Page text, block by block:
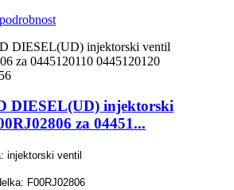
podrobnost
DIESEL(UD) injektorski
za 04451...
injektorski ventil
F00RJ02806